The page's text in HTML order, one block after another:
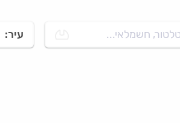
חשמלאי... עיר: